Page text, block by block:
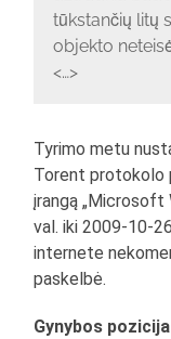
tūkstančių litų
objekto
<…>
Tyrimo metu
Torent protokolo
įrangą „Microsoft
val. iki 2009-10-
internete
paskelbė.
Gynybos pozicija